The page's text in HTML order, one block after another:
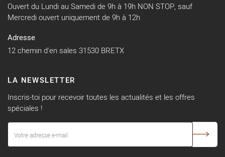
Ouvert du Lundi au Samedi de 9h à 19h NON STOP, sauf
Mercredi ouvert uniquement de 9h à 12h
Adresse
12 chemin d'en sales 31530 BRETX
LA NEWSLETTER
Inscris-toi pour recevoir toutes les actualités et les offres
spéciales !